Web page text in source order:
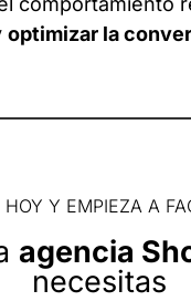
optimizar la
HOY Y EMPIEZA A
agencia
necesitas